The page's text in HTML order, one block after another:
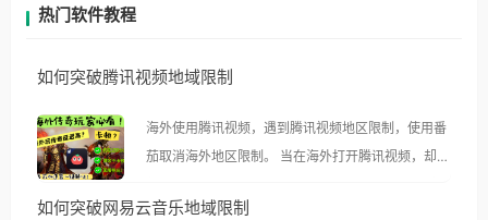
热门软件教程
如何突破腾讯视频地域限制
海外使用腾讯视频，遇到腾讯视频地区限制，使用番
茄取消海外地区限制。 当在海外打开腾讯视频，却突
示语。 海外用户如香港、澳门、台湾、美国、加拿
如何突破网易云音乐地域限制